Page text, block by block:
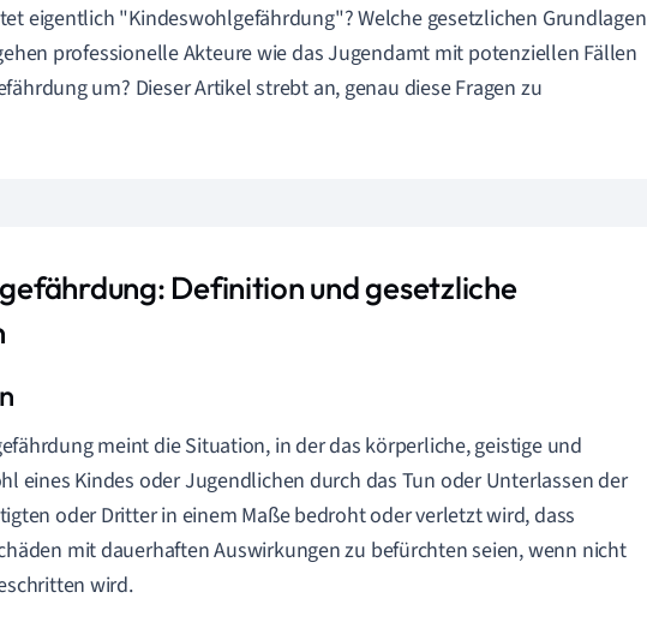
eigentlich "Kindeswohlgefährdung"? Welche gesetzlichen Grundlagen
professionelle Akteure wie das Jugendamt mit potenziellen Fällen
um? Dieser Artikel strebt an, genau diese Fragen zu
Definition und gesetzliche
meint die Situation, in der das körperliche, geistige und
eines Kindes oder Jugendlichen durch das Tun oder Unterlassen der
oder Dritter in einem Maße bedroht oder verletzt wird, dass
mit dauerhaften Auswirkungen zu befürchten seien, wenn nicht
wird.